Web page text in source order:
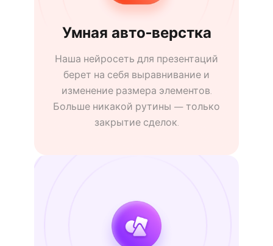
Умная авто-верстка
Наша нейросеть для презентаций
берет на себя выравнивание и
изменение размера элементов.
Больше никакой рутины — только
закрытие сделок.